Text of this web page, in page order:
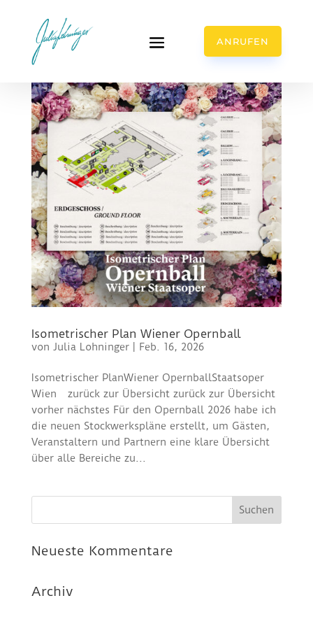
ANRUFEN
Isometrischer Plan Wiener Opernball
von Julia Lohninger| Feb. 16, 2026
Isometrischer PlanWiener OpernballStaatsoper
Wien zurück zur Übersicht zurück zur Übersicht
vorher nächstes Für den Opernball 2026 habe ich
die neuen Stockwerkspläne erstellt, um Gästen,
Veranstaltern und Partnern eine klare Übersicht
über alle Bereiche zu...
Neueste Kommentare
Archiv